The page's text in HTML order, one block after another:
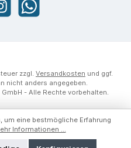
WhatsApp
zzgl. Versandkosten und ggf.
nicht anders angegeben.
- Alle Rechte vorbehalten.
um eine bestmögliche Erfahrung
Informationen ...